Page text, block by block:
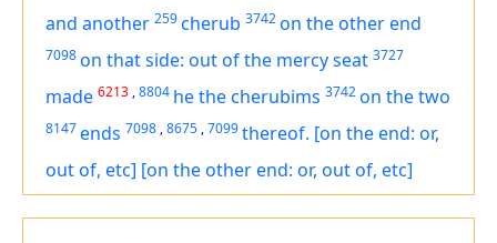
and another 259cherub 3742on theotherend
7098on that side: out of the mercy seat 3727
made 6213 ,8804 he the cherubims 3742on the two
8147ends 7098 ,8675 ,7099thereof. [on the end: or,
out of, etc] [on the other end: or, out of, etc]